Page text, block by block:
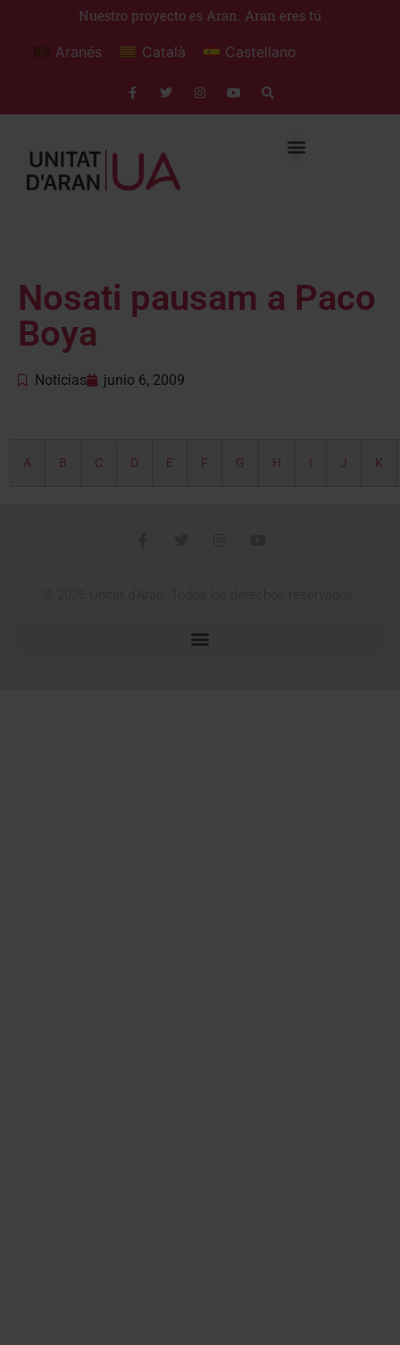
Nuestro proyecto es Aran. Aran eres tú
Aranés Català Castellano
Nosati pausam a Paco
Boya
Noticias junio 6, 2009
A B C D E F G H I J K